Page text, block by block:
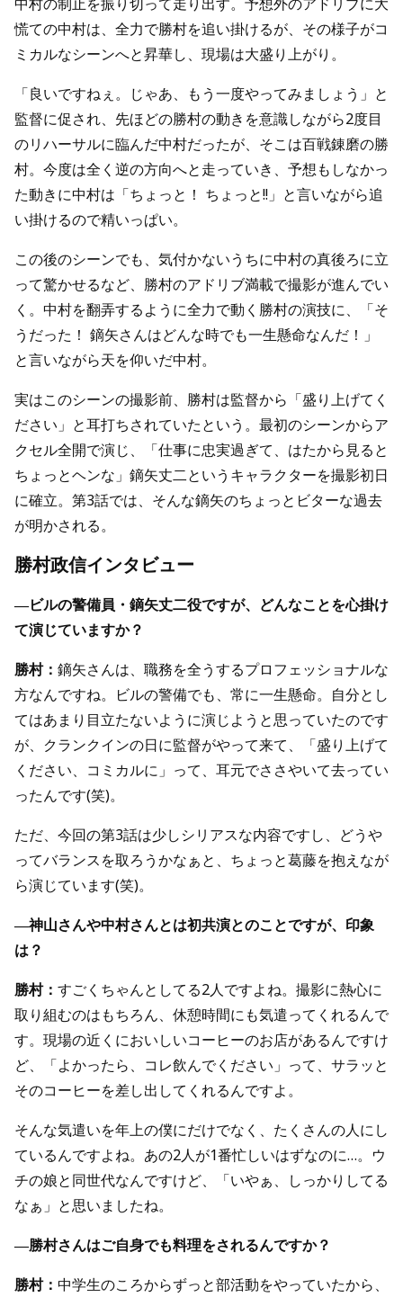
慌ての中村は、全力で勝村を追い掛けるが、その様子がコ
ミカルなシーンへと昇華し、現場は大盛り上がり。
「良いですねぇ。じゃあ、もう一度やってみましょう」と
監督に促され、先ほどの勝村の動きを意識しながら2度目
のリハーサルに臨んだ中村だったが、そこは百戦錬磨の勝
村。今度は全く逆の方向へと走っていき、予想もしなかっ
た動きに中村は「ちょっと！ ちょっと!!」と言いながら追
い掛けるので精いっぱい。
この後のシーンでも、気付かないうちに中村の真後ろに立
って驚かせるなど、勝村のアドリブ満載で撮影が進んでい
く。中村を翻弄するように全力で動く勝村の演技に、「そ
うだった！ 鏑矢さんはどんな時でも一生懸命なんだ！」
と言いながら天を仰いだ中村。
実はこのシーンの撮影前、勝村は監督から「盛り上げてく
ださい」と耳打ちされていたという。最初のシーンからア
クセル全開で演じ、「仕事に忠実過ぎて、はたから見ると
ちょっとヘンな」鏑矢丈二というキャラクターを撮影初日
に確立。第3話では、そんな鏑矢のちょっとビターな過去
が明かされる。
勝村政信インタビュー
―ビルの警備員・鏑矢丈二役ですが、どんなことを心掛け
て演じていますか？
勝村： 鏑矢さんは、職務を全うするプロフェッショナルな
方なんですね。ビルの警備でも、常に一生懸命。自分とし
てはあまり目立たないように演じようと思っていたのです
が、クランクインの日に監督がやって来て、「盛り上げて
ください、コミカルに」って、耳元でささやいて去ってい
ったんです(笑)。
ただ、今回の第3話は少しシリアスな内容ですし、どうや
ってバランスを取ろうかなぁと、ちょっと葛藤を抱えなが
ら演じています(笑)。
―神山さんや中村さんとは初共演とのことですが、印象
は？
勝村： すごくちゃんとしてる2人ですよね。撮影に熱心に
取り組むのはもちろん、休憩時間にも気遣ってくれるんで
す。現場の近くにおいしいコーヒーのお店があるんですけ
ど、「よかったら、コレ飲んでください」って、サラッと
そのコーヒーを差し出してくれるんですよ。
そんな気遣いを年上の僕にだけでなく、たくさんの人にし
ているんですよね。あの2人が1番忙しいはずなのに…。ウ
チの娘と同世代なんですけど、「いやぁ、しっかりしてる
なぁ」と思いましたね。
―勝村さんはご自身でも料理をされるんですか？
勝村： 中学生のころからずっと部活動をやっていたから、